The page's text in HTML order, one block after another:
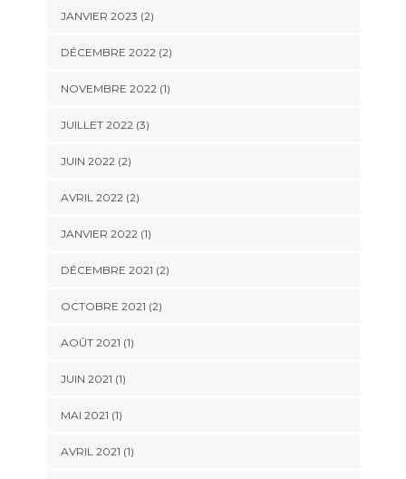
JANVIER 2023 (2)
DÉCEMBRE 2022(2)
NOVEMBRE 2022(1)
JUILLET 2022(3)
JUIN 2022(2)
AVRIL 2022(2)
JANVIER 2022(1)
DÉCEMBRE 2021 (2)
OCTOBRE 2021 (2)
AOÛT 2021 (1)
JUIN 2021 (1)
MAI 2021 (1)
AVRIL 2021 (1)